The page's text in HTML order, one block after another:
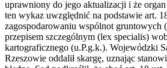
uprawniony do jego aktualizacji i że
ten wykaz uwzględnić na podstawie art.
zagospodarowaniu wspólnot gruntowych
przepisem szczególnym (lex specialis)
kartograficznego (u.P.g.k.). Wojewódzki
Rzeszowie oddalił skargę, uznając